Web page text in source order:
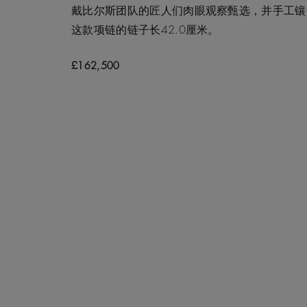
戴比尔斯团队的匠人们肉眼观察甄选，并手工
这款项链的链子长42.0厘米。
£162,500